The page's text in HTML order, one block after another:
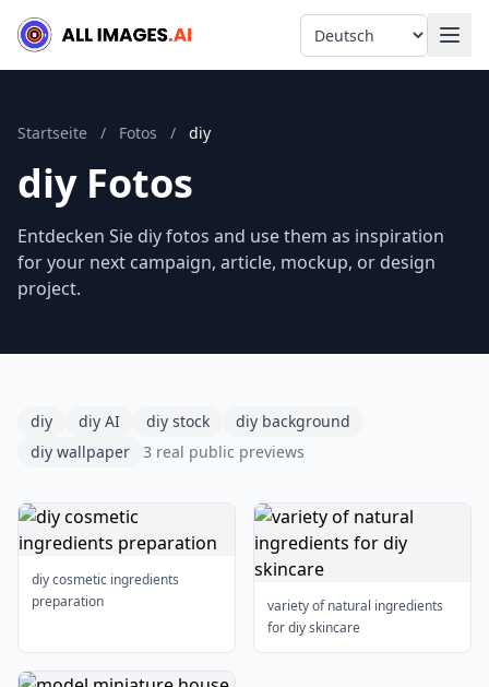
Language
Startseite / Fotos / diy
diy Fotos
Entdecken Sie diy fotos and use them as inspiration
for your next campaign, article, mockup, or design
project.
diy diy AI diy stock
diy background
diy wallpaper
3 real public previews
diy cosmetic ingredients
preparation
variety of natural ingredients
for diy skincare